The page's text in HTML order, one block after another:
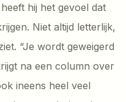
hij het gevoel dat
Niet altijd letterlijk,
“Je wordt geweigerd
na een column over
ineens heel veel